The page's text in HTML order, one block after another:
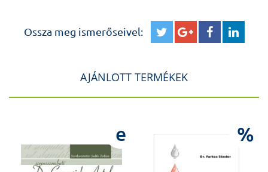
Ossza meg ismerőseivel:
AJÁNLOTT TERMÉKEK
e %